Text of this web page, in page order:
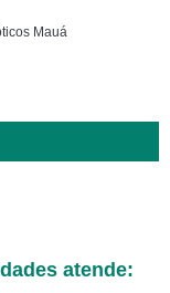
Mauá
atende: